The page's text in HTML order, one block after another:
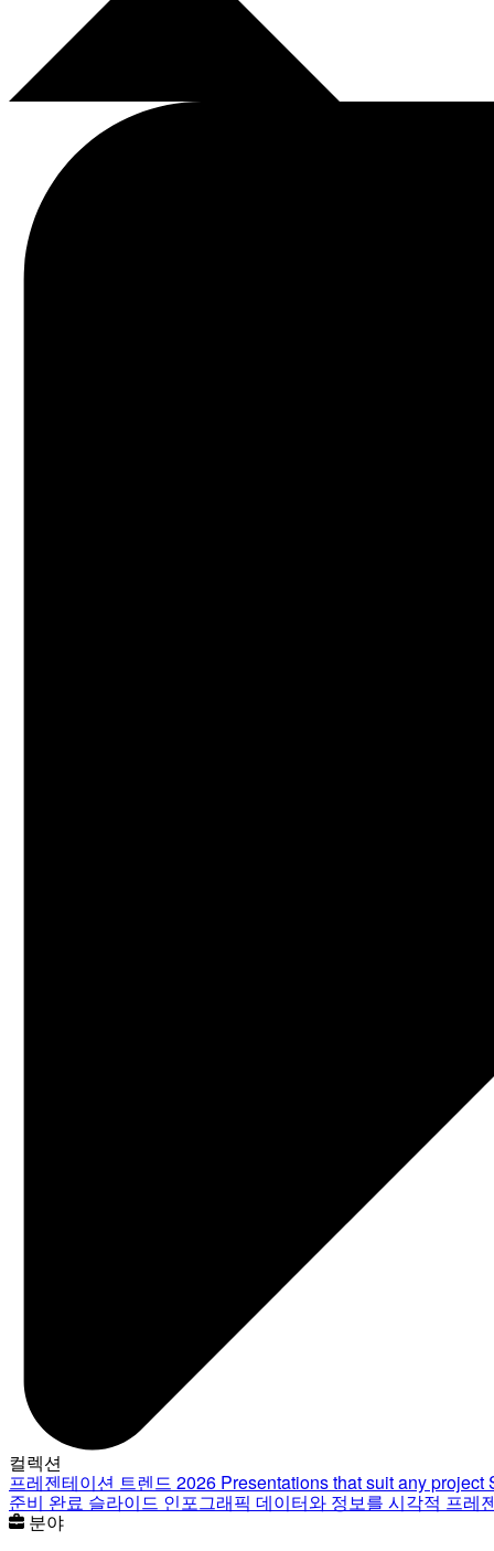
컬렉션
프레젠테이션 트렌드 2026 Presentations that suit any project
준비 완료 슬라이드 인포그래픽 데이터와 정보를 시각적 프레
분야